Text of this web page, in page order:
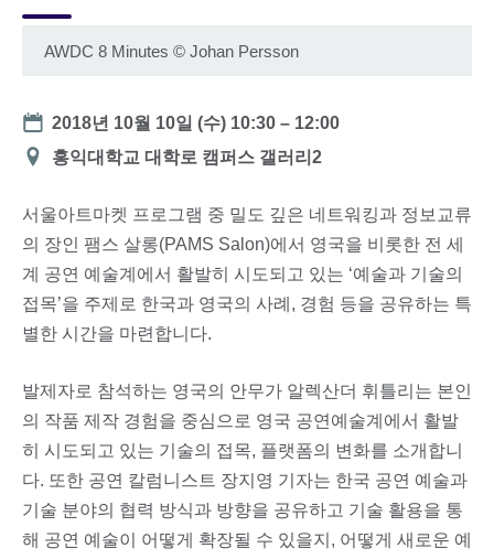
AWDC 8 Minutes © Johan Persson
Date
2018년 10월 10일 (수) 10:30 – 12:00
장
홍익대학교 대학로 캠퍼스 갤러리2
서울아트마켓 프로그램 중 밀도 깊은 네트워킹과 정보교류
의 장인 팸스 살롱(PAMS Salon)에서 영국을 비롯한 전 세
계 공연 예술계에서 활발히 시도되고 있는 ‘예술과 기술의
접목’을 주제로 한국과 영국의 사례, 경험 등을 공유하는 특
별한 시간을 마련합니다.
발제자로 참석하는 영국의 안무가 알렉산더 휘틀리는 본인
의 작품 제작 경험을 중심으로 영국 공연예술계에서 활발
히 시도되고 있는 기술의 접목, 플랫폼의 변화를 소개합니
다. 또한 공연 칼럼니스트 장지영 기자는 한국 공연 예술과
기술 분야의 협력 방식과 방향을 공유하고 기술 활용을 통
해 공연 예술이 어떻게 확장될 수 있을지, 어떻게 새로운 예